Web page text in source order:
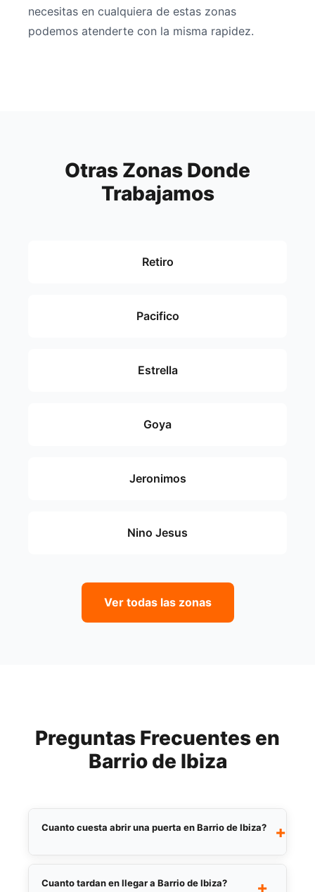
necesitas en cualquiera de estas zonas
podemos atenderte con la misma rapidez.
Otras Zonas Donde
Trabajamos
Retiro
Pacifico
Estrella
Goya
Jeronimos
Nino Jesus
Ver todas las zonas
Preguntas Frecuentes en
Barrio de Ibiza
Cuanto cuesta abrir una puerta en Barrio de Ibiza? +
Barrio de Ibiza depende del tipo de
Cuanto tardan en llegar a Barrio de Ibiza? +